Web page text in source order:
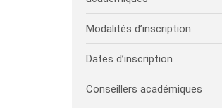
Modalités d’inscription
Dates d’inscription
Conseillers académiques